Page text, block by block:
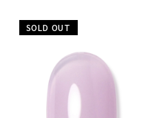
SOLD OUT